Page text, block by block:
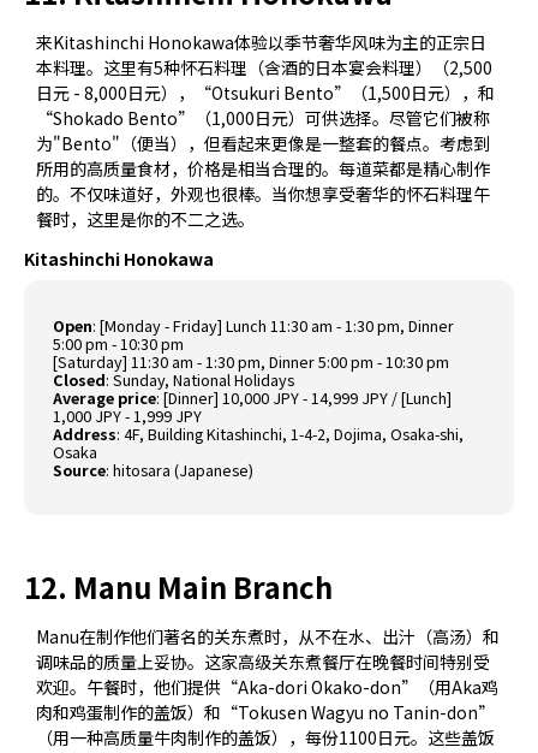
来Kitashinchi Honokawa体验以季节奢华风味为主的正宗日
本料理。这里有5种怀石料理（含酒的日本宴会料理）（2,500
日元 - 8,000日元），“Otsukuri Bento”（1,500日元），和
“Shokado Bento”（1,000日元）可供选择。尽管它们被称
为"Bento"（便当），但看起来更像是一整套的餐点。考虑到
所用的高质量食材，价格是相当合理的。每道菜都是精心制作
的。不仅味道好，外观也很棒。当你想享受奢华的怀石料理午
餐时，这里是你的不二之选。
Kitashinchi Honokawa
Open: [Monday - Friday] Lunch 11:30 am - 1:30 pm, Dinner
5:00 pm - 10:30 pm
[Saturday] 11:30 am - 1:30 pm, Dinner 5:00 pm - 10:30 pm
Closed: Sunday, National Holidays
Average price: [Dinner] 10,000 JPY - 14,999 JPY / [Lunch]
1,000 JPY - 1,999 JPY
Address: 4F, Building Kitashinchi, 1-4-2, Dojima, Osaka-shi,
Osaka
Source:hitosara (Japanese)
12. Manu Main Branch
Manu在制作他们著名的关东煮时，从不在水、出汁（高汤）和
调味品的质量上妥协。这家高级关东煮餐厅在晚餐时间特别受
欢迎。午餐时，他们提供“Aka-dori Okako-don”（用Aka鸡
肉和鸡蛋制作的盖饭）和“Tokusen Wagyu no Tanin-don”
（用一种高质量牛肉制作的盖饭），每份1100日元。这些盖饭